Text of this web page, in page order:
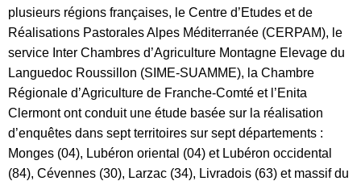
plusieurs régions françaises, le Centre d’Etudes et de
Réalisations Pastorales Alpes Méditerranée (CERPAM), le
service Inter Chambres d’Agriculture Montagne Elevage du
Languedoc Roussillon (SIME-SUAMME), la Chambre
Régionale d’Agriculture de Franche-Comté et l’Enita
Clermont ont conduit une étude basée sur la réalisation
d’enquêtes dans sept territoires sur sept départements :
Monges (04), Lubéron oriental (04) et Lubéron occidental
(84), Cévennes (30), Larzac (34), Livradois (63) et massif du